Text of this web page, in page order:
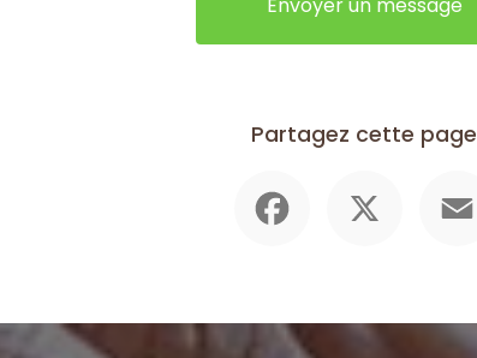
Partagez cette page